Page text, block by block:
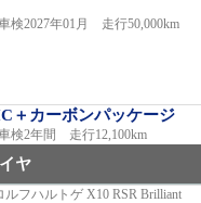
検2027年01月 走行50,000km
＋カーボンパッケージ
検2年間 走行12,100km
ヤ
ルフハルトゲ X10 RSR Brilliant